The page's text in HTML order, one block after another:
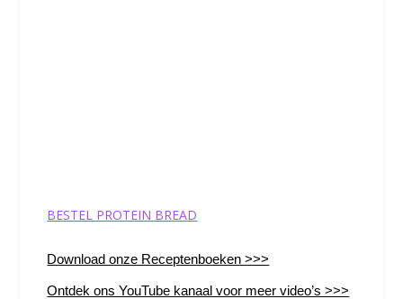
BESTEL PROTEIN BREAD
Download onze Receptenboeken >>>
Ontdek ons YouTube kanaal voor meer video’s >>>